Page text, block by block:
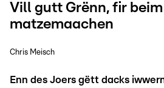
Vill gutt Grënn, fir
matzemaachen
Chris Meisch
Enn des Joers gëtt dacks